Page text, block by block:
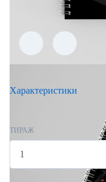
Характеристики
ТИРАЖ